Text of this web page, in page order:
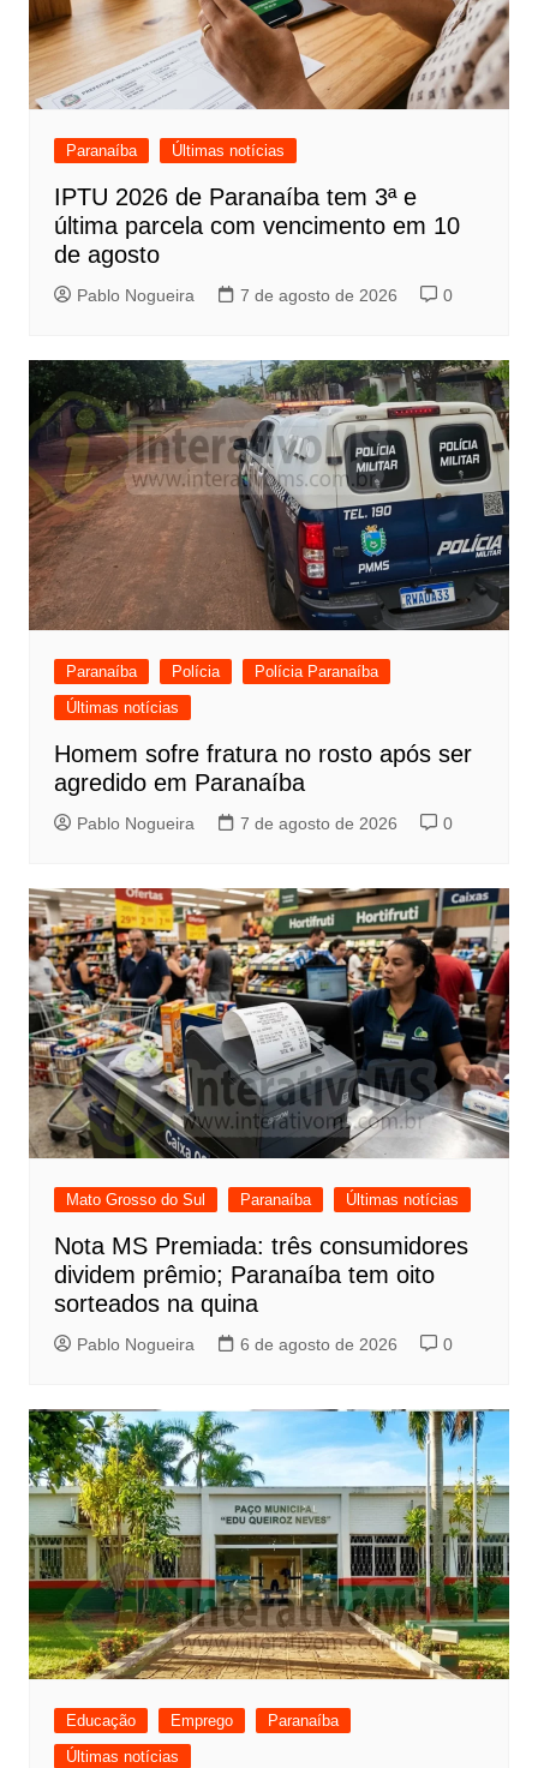
Paranaíba Últimas notícias
IPTU 2026 de Paranaíba tem 3ª e
última parcela com vencimento em 10
de agosto
Pablo Nogueira 7 de agosto de 2026 0
Paranaíba Polícia
Polícia Paranaíba
Últimas notícias
Homem sofre fratura no rosto após ser
agredido em Paranaíba
Pablo Nogueira 7 de agosto de 2026 0
Mato Grosso do Sul Paranaíba Últimas notícias
Nota MS Premiada: três consumidores
dividem prêmio; Paranaíba tem oito
sorteados na quina
Pablo Nogueira 6 de agosto de 2026 0
Educação Emprego
Paranaíba
Últimas notícias